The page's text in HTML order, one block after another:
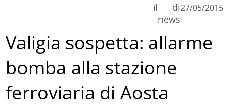
di
news
il 27/05/2015
Valigia sospetta: allarme
bomba alla stazione
ferroviaria di Aosta